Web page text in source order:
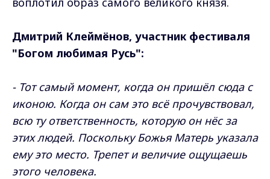
Дмитрий Клеймёнов, участник фестиваля
"Богом любимая Русь":
- Тот самый момент, когда он пришёл сюда с
иконою. Когда он сам это всё прочувствовал,
всю ту ответственность, которую он нёс за
этих людей. Поскольку Божья Матерь указала
ему это место. Трепет и величие ощущаешь
этого человека.